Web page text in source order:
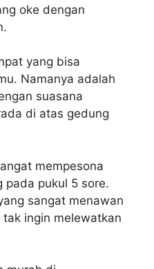
oke dengan
yang bisa
Namanya adalah
suasana
di atas gedung
mempesona
pada pukul 5 sore.
sangat menawan
ingin melewatkan